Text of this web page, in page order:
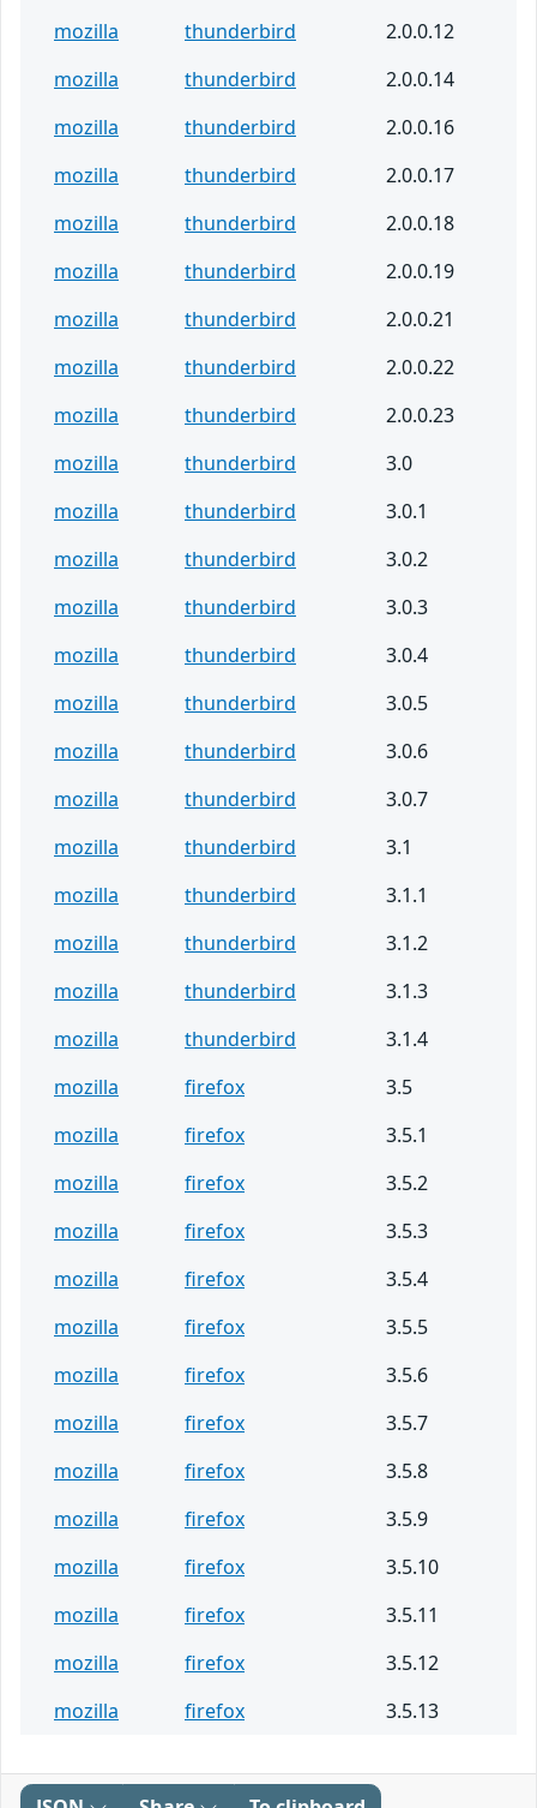
mozilla
thunderbird
2.0.0.12
mozilla
thunderbird
2.0.0.14
mozilla
thunderbird
2.0.0.16
mozilla
thunderbird
2.0.0.17
mozilla
thunderbird
2.0.0.18
mozilla
thunderbird
2.0.0.19
mozilla
thunderbird
2.0.0.21
mozilla
thunderbird
2.0.0.22
mozilla
thunderbird
2.0.0.23
mozilla
thunderbird
3.0
mozilla
thunderbird
3.0.1
mozilla
thunderbird
3.0.2
mozilla
thunderbird
3.0.3
mozilla
thunderbird
3.0.4
mozilla
thunderbird
3.0.5
mozilla
thunderbird
3.0.6
mozilla
thunderbird
3.0.7
mozilla
thunderbird
3.1
mozilla
thunderbird
3.1.1
mozilla
thunderbird
3.1.2
mozilla
thunderbird
3.1.3
mozilla
thunderbird
3.1.4
mozilla
firefox
3.5
mozilla
firefox
3.5.1
mozilla
firefox
3.5.2
mozilla
firefox
3.5.3
mozilla
firefox
3.5.4
mozilla
firefox
3.5.5
mozilla
firefox
3.5.6
mozilla
firefox
3.5.7
mozilla
firefox
3.5.8
mozilla
firefox
3.5.9
mozilla
firefox
3.5.10
mozilla
firefox
3.5.11
mozilla
firefox
3.5.12
mozilla
firefox 3.5.13